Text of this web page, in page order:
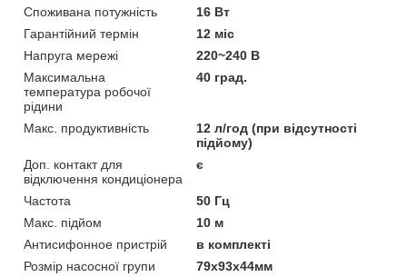
Споживана потужність
16 Вт
Гарантійний термін
12 міс
Напруга мережі
220~240 В
Максимальна
температура робочої
рідини
40 град.
Макс. продуктивність
12 л/год (при відсутності
підйому)
Доп. контакт для
відключення кондиціонера
є
Частота
50 Гц
Макс. підйом
10 м
Антисифонное пристрій
в комплекті
Розмір насосної групи
79х93х44мм